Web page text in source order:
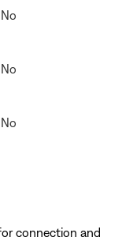
No
No
No
connection and